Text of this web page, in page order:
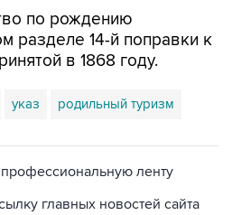
по рождению
разделе 14-й поправки к
в 1868 году.
указ родильный туризм
ленту
главных новостей сайта